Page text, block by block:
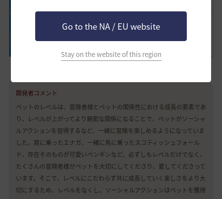
Go to the NA / EU website
Stay on the website of this region
知らなければモグ
リ
天才漫才師
開発者コメント
ペットのレベルは、冒険者様とペットの関係性における成長の要素であ
り、レベルが上がってより親密な関係になることで、ペットがソーシャ
ルアクションを習得するなど、一緒に冒険を楽しめるようになっていま
した。肩に乗ったエナガ、一緒に馬に乗ったスコティッシュフォール
ド、存在そのものが可愛いペンギンなど、必ずしもレベルだけでなく、
たくさんの冒険者様がペットを大切にしてくださり、愛してくださって
います。そこで、レベルにこだわらず共に成長していく楽しさをより大
切にするため、レベルをなくし、ソーシャルアクションはペットを獲得